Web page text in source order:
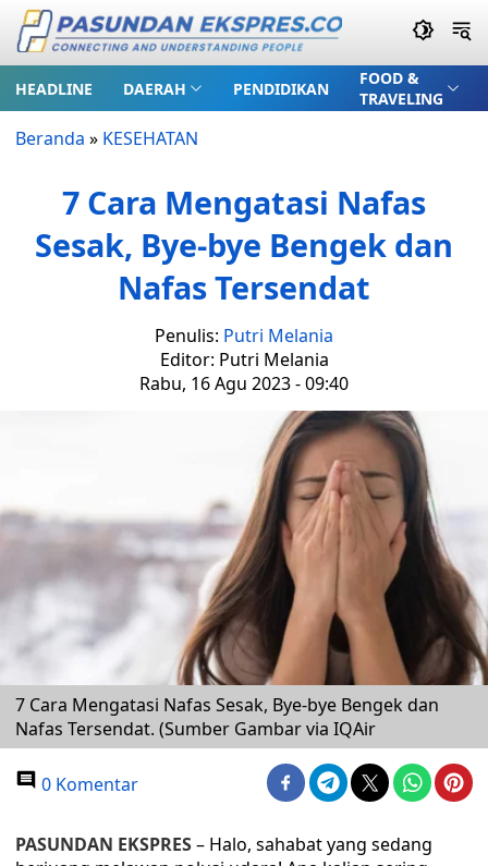
HEADLINE DAERAH PENDIDIKAN
FOOD &
TRAVELING
Beranda » KESEHATAN
7 Cara Mengatasi Nafas
Sesak, Bye-bye Bengek dan
Nafas Tersendat
Penulis: Putri Melania
Editor: Putri Melania
Rabu, 16 Agu 2023 - 09:40
7 Cara Mengatasi Nafas Sesak, Bye-bye Bengek dan
Nafas Tersendat. (Sumber Gambar via IQAir
0 Komentar
PASUNDAN EKSPRES– Halo, sahabat yang sedang